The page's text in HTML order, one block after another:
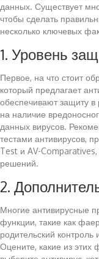
данных. Существует
чтобы сделать
несколько ключевых
1. Уровень
Первое, на что стоит
который предлагает
обеспечивают защиту
на наличие
данных вирусов.
тестами антивирусов,
Test и AV-
решений.
2.
Многие антивирусные
функции, такие как
родительский
Оцените, какие из этих